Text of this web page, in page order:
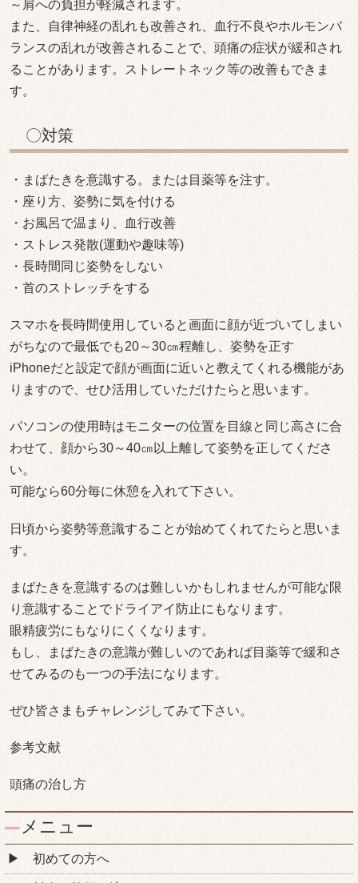
～肩への負担が軽減されます。
また、自律神経の乱れも改善され、血行不良やホルモンバ
ランスの乱れが改善されることで、頭痛の症状が緩和され
ることがあります。ストレートネック等の改善もできま
す。
〇対策
・まばたきを意識する。または目薬等を注す。
・座り方、姿勢に気を付ける
・お風呂で温まり、血行改善
・ストレス発散(運動や趣味等)
・長時間同じ姿勢をしない
・首のストレッチをする
スマホを長時間使用していると画面に顔が近づいてしまい
がちなので最低でも20～30㎝程離し、姿勢を正す
iPhoneだと設定で顔が画面に近いと教えてくれる機能があ
りますので、せひ活用していただけたらと思います。
パソコンの使用時はモニターの位置を目線と同じ高さに合
わせて、顔から30～40㎝以上離して姿勢を正してくださ
い。
可能なら60分毎に休憩を入れて下さい。
日頃から姿勢等意識することが始めてくれてたらと思いま
す。
まばたきを意識するのは難しいかもしれませんが可能な限
り意識することでドライアイ防止にもなります。
眼精疲労にもなりにくくなります。
もし、まばたきの意識が難しいのであれば目薬等で緩和さ
せてみるのも一つの手法になります。
ぜひ皆さまもチャレンジしてみて下さい。
参考文献
頭痛の治し方
メニュー
初めての方へ